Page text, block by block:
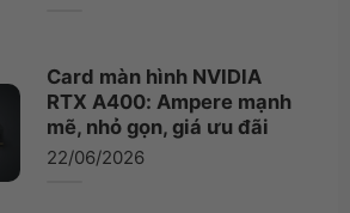
Card màn hình NVIDIA
RTX A400: Ampere mạnh
mẽ, nhỏ gọn, giá ưu đãi
22/06/2026